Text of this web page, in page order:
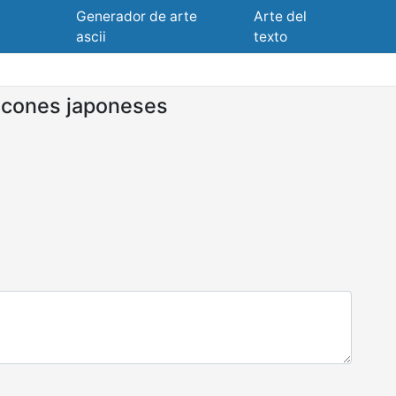
Generador de arte
ascii
Arte del
texto
japoneses